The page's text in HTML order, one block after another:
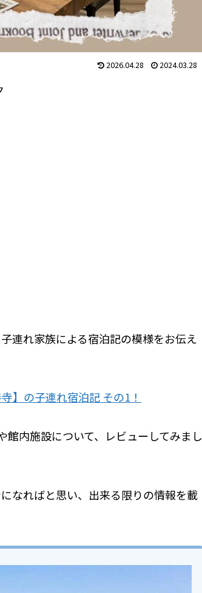
2026.04.28 2024.03.28
連れ家族による宿泊記の模様をお伝え
】の子連れ宿泊記 その1！
内施設について、レビューしてみまし
なればと思い、出来る限りの情報を載